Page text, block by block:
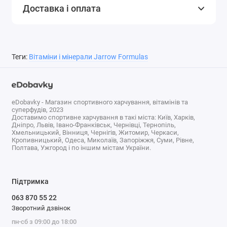
(від 2000 мг глюкозаміну
(з 1,440 мг хондроітінсульфата
Methylsulfonylmethane
† Добова доза не визначена.
Характеристики
випуску
симптомами
Без арахісу, Без глютену, Без горіхів, Без
Доставка і оплата
Теги: Вітаміни і мінерали Jarrow Formulas
eDobavky - Магазин спортивного харчування, вітамінів та
суперфудів, 2023
Доставимо спортивне харчування в такі міста: Київ, Харків,
Дніпро, Львів, Івано-Франківськ, Чернівці, Тернопіль,
Хмельницький, Вінниця, Чернігів, Житомир, Черкаси,
Кропивницький, Одеса, Миколаїв, Запоріжжя, Суми, Рівне,
Полтава, Ужгород і по іншим містам України.
Підтримка
063 870 55 22
Зворотний дзвінок
пн-сб з 09:00 до 18:00